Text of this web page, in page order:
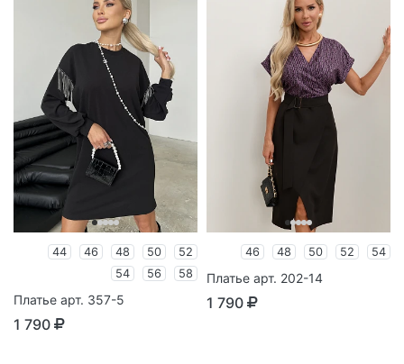
44 46 48 50
52
54
56 58
Платье арт. 357-5
1 790
46 48 50 52 54
Платье арт. 202-14
1 790